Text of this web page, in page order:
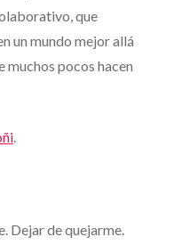
que
un mundo mejor allá
muchos pocos hacen
.
Dejar de quejarme.